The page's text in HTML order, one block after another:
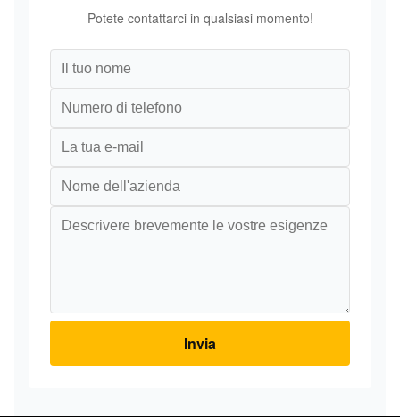
Potete contattarci in qualsiasi momento!
Invia